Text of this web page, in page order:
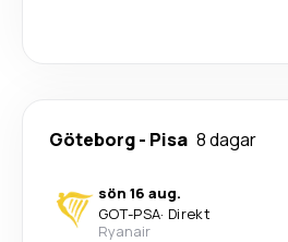
Göteborg- Pisa 8 dagar
sön 16 aug.
GOT-PSA· Direkt
Ryanair